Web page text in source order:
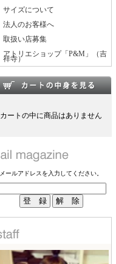
サイズについて
法人のお客様へ
取扱い店募集
アトリエショップ「P&M」（吉
祥寺）
カートの中に商品はありません
メールアドレスを入力してください。